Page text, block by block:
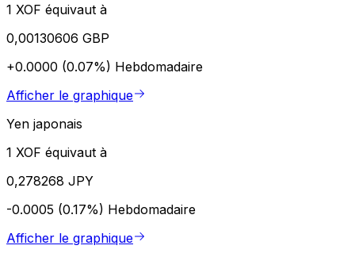
1 XOF équivaut à
0,00130606 GBP
+0.0000 (0.07%) Hebdomadaire
Afficher le graphique
Yen japonais
1 XOF équivaut à
0,278268 JPY
-0.0005 (0.17%) Hebdomadaire
Afficher le graphique